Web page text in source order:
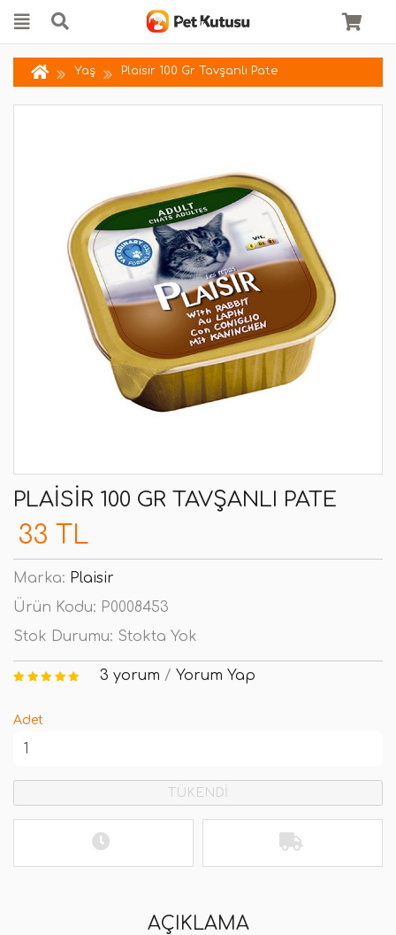
Yaş Plaisir 100 Gr Tavşanlı Pate
PLAISIR 100 GR TAVŞANLI PATE
33 TL
Marka: Plaisir
Ürün Kodu: P0008453
Stok Durumu: Stokta Yok
3 yorum / Yorum Yap
Adet
TÜKENDİ
AÇIKLAMA